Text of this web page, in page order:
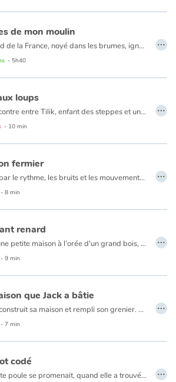
de mon moulin
Le Nord de la France, noyé dans les brumes, ignorait le Sud. Alphonse Daudet le lui fit découvrir par ses Lettres de mon moulin. La Provence, celle de la mer et celle de la montagne, est apparue soudain avec ses troupeaux, ses belles Arlésiennes et ses parfums.
- 5h40
…
loups
La rencontre entre Tilik, enfant des steppes et un loup... Très beau conte sur l'amitié homme animal.
- 10 min
…
fermier
Bercé par le rythme, les bruits et les mouvements de la nature, on suit pas à pas un paysan venu réveiller en douceur une terre laissée en friche depuis dix ans. Attaché à une culture respectueuse de l’environnement, il est attentif aux conseils des anciens.
- 8 min
…
renard
Dans une petite maison à l’orée d'un grand bois, une maman est démunie : son petit s’y sent à l’étroit. Il est renard ; elle le laisse s'enfuir. Quand ils se voient, elle lui raconte qu’elle aussi fut renarde puis qu'elle a construit sa maison. Un jour, il revient : il a faim, froid, besoin de réconfort ; elle l’accueille. Il grandit, se transforme. Maman, elle sait qu’il repartira. En attendant, tendrement, patiemment, elle l'écoute lui raconter ses aventures futures.
- 9 min
…
que Jack a bâtie
Jack a construit sa maison et rempli son grenier. Mais la précieuse récolte attire les convoitises. Survient un rat, puis un chat, un chien… bientôt tout s’enchaîne !
- 7 min
…
codé
La petite poule se promenait, quand elle a trouvé un grain de blé.
…